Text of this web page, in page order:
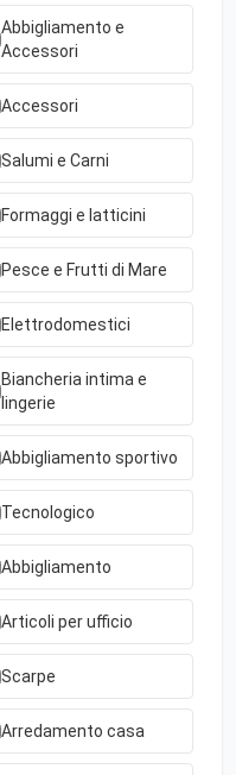
Abbigliamento e
Accessori
Accessori
Salumi e Carni
Formaggi e latticini
Pesce e Frutti di Mare
Elettrodomestici
Biancheria intima e
lingerie
Abbigliamento sportivo
Tecnologico
Abbigliamento
Articoli per ufficio
Scarpe
Arredamento casa